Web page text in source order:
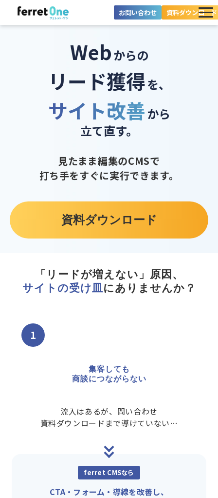
お問い合わせ 資料ダウンロード
ツール・機能一覧
目的別に探す
導入事例
料金プラン
セミナー
お役立ち情報
Web からの
リード獲得を、
サイト改善 から
立て直す。
見たまま編集のCMSで
打ち手をすぐに実行できます。
資料ダウンロード
「リードが増えない」原因、
サイトの受け皿にありませんか？
1
集客しても
商談につながらない
流入はあるが、問い合わせ
資料ダウンロードまで導けていない…
ferret CMSなら
CTA・フォーム・導線を改善し、